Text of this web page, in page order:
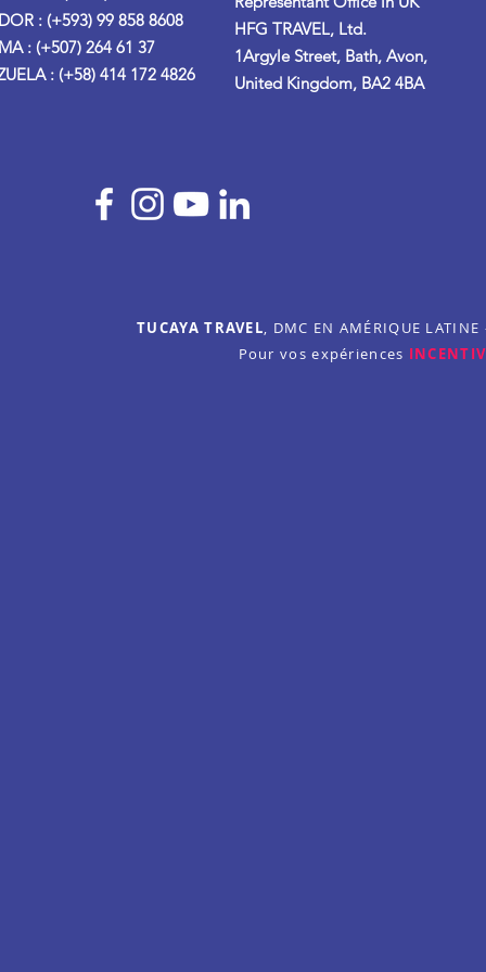
: (+593) 99 858 8608
: (+507) 264 61 37
: (+58) 414 172 4826
HFG TRAVEL, Ltd.
1Argyle Street, Bath, Avon,
United Kingdom, BA2 4BA
TUCAYA TRAVEL, DMC EN AMÉRIQUE LATINE
Pour vos expériences